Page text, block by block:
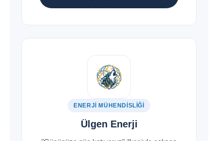
ENERJI MÜHENDISLIĞI
Ülgen Enerji